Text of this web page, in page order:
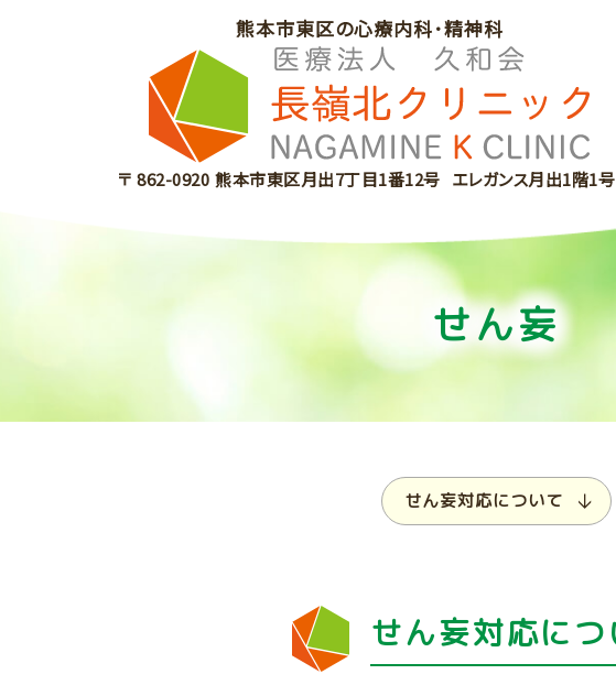
熊本市東区の心療内科･精神科
〒 862-0920 熊本市東区月出7丁目1番12号 エレガンス月出1階1号
せん妄
せん妄対応について
せん妄対応に